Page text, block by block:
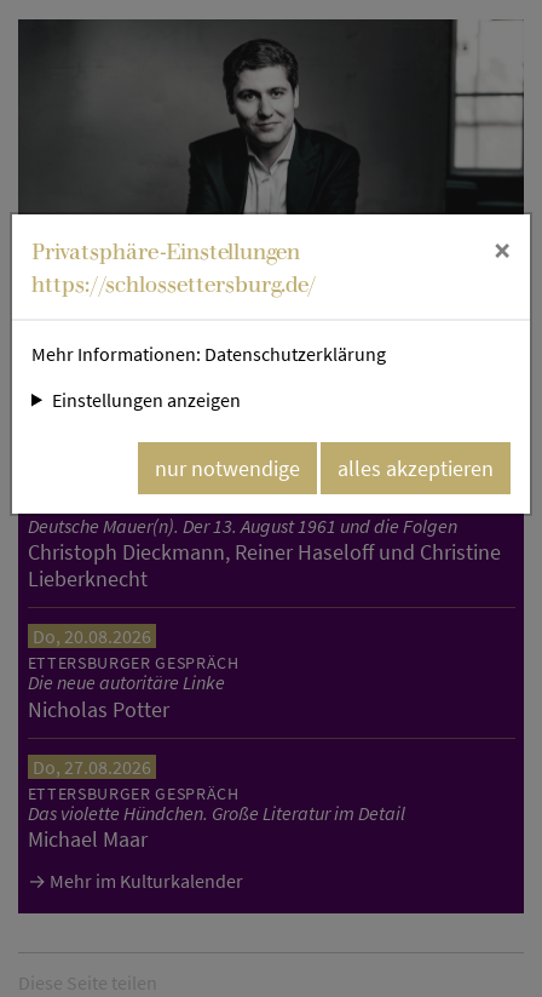
Deutsche Mauer(n). Der 13. August 1961 und die Folgen
Christoph Dieckmann, Reiner Haseloff und Christine
Lieberknecht
Do, 20.08.2026
ETTERSBURGER GESPRÄCH
Die neue autoritäre Linke
Nicholas Potter
Do, 27.08.2026
ETTERSBURGER GESPRÄCH
Das violette Hündchen. Große Literatur im Detail
Michael Maar
Mehr im Kulturkalender
Diese Seite teilen
Privatsphäre-Einstellungen
https://schlossettersburg.de/
×
Mehr Informationen: Datenschutzerklärung
Einstellungen anzeigen
nur notwendige alles akzeptieren